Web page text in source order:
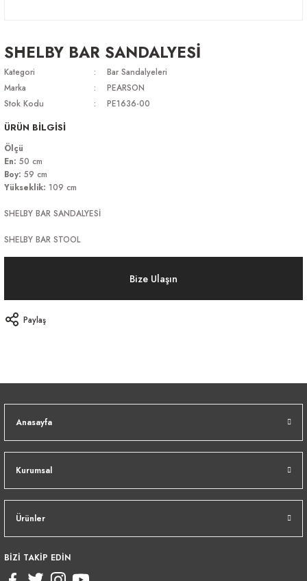
SHELBY BAR SANDALYESİ
Kategori
Bar Sandalyeleri
Marka
PEARSON
Stok Kodu
PE1636-00
ÜRÜN BİLGİSİ
Ölçü
En: 50 cm
Boy: 59 cm
Yükseklik: 109 cm
SHELBY BAR SANDALYESİ
SHELBY BAR STOOL
Bize Ulaşın
Paylaş
Anasayfa
Kurumsal
Ürünler
BİZİ TAKİP EDİN